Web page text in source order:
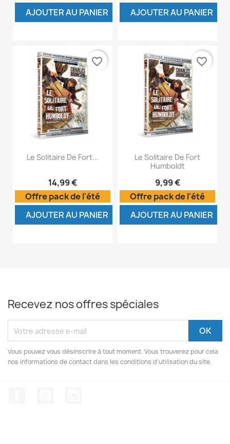
AJOUTER AU PANIER
AJOUTER AU PANIER
Le Solitaire De Fort...
14,99 €
Offre pack de l'été
AJOUTER AU PANIER
favorite_border
Le Solitaire De Fort
Humboldt
9,99 €
Offre pack de l'été
AJOUTER AU PANIER
favorite_border
Recevez nos offres spéciales
Vous pouvez vous désinscrire à tout moment. Vous trouverez pour cela
nos informations de contact dans les conditions d'utilisation du site.